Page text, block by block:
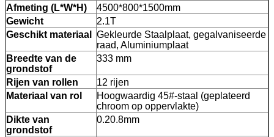
Afmeting (L*W*H)
4500*800*1500mm
Gewicht
2.1T
Geschikt materiaal
Gekleurde Staalplaat, gegalvaniseerde
raad, Aluminiumplaat
Breedte van de
grondstof
333 mm
Rijen van rollen
12 rijen
Materiaal van rol
Hoogwaardig 45#-staal (geplateerd
chroom op oppervlakte)
Dikte van
grondstof
0.20.8mm